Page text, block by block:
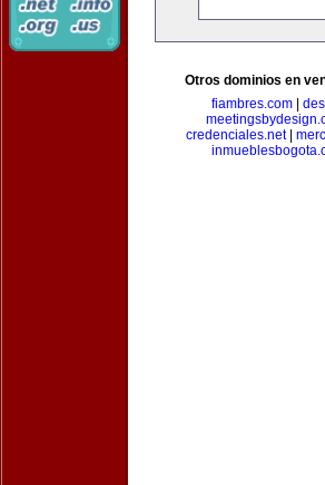
Otros dominios en
fiambres.com|
credenciales.net|